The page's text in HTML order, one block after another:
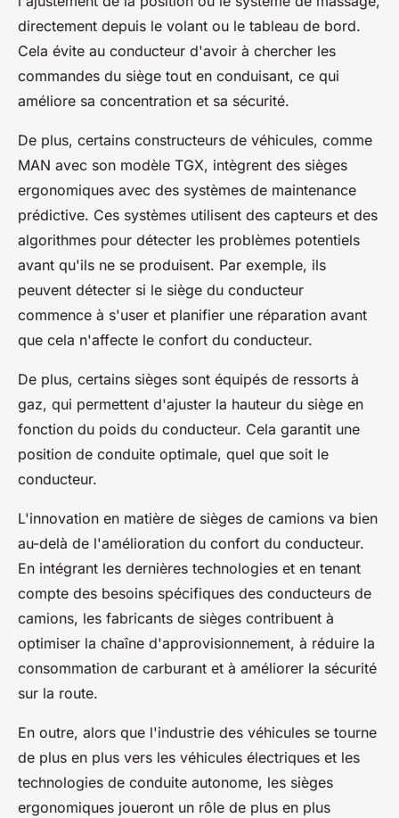
directement depuis le volant ou le tableau de bord.
Cela évite au conducteur d'avoir à chercher les
commandes du siège tout en conduisant, ce qui
améliore sa concentration et sa sécurité.
De plus, certains constructeurs de véhicules, comme
MAN avec son modèle TGX, intègrent des sièges
ergonomiques avec des systèmes de maintenance
prédictive. Ces systèmes utilisent des capteurs et des
algorithmes pour détecter les problèmes potentiels
avant qu'ils ne se produisent. Par exemple, ils
peuvent détecter si le siège du conducteur
commence à s'user et planifier une réparation avant
que cela n'affecte le confort du conducteur.
De plus, certains sièges sont équipés de ressorts à
gaz, qui permettent d'ajuster la hauteur du siège en
fonction du poids du conducteur. Cela garantit une
position de conduite optimale, quel que soit le
conducteur.
L'innovation en matière de sièges de camions va bien
au-delà de l'amélioration du confort du conducteur.
En intégrant les dernières technologies et en tenant
compte des besoins spécifiques des conducteurs de
camions, les fabricants de sièges contribuent à
optimiser la chaîne d'approvisionnement, à réduire la
consommation de carburant et à améliorer la sécurité
sur la route.
En outre, alors que l'industrie des véhicules se tourne
de plus en plus vers les véhicules électriques et les
technologies de conduite autonome, les sièges
ergonomiques joueront un rôle de plus en plus